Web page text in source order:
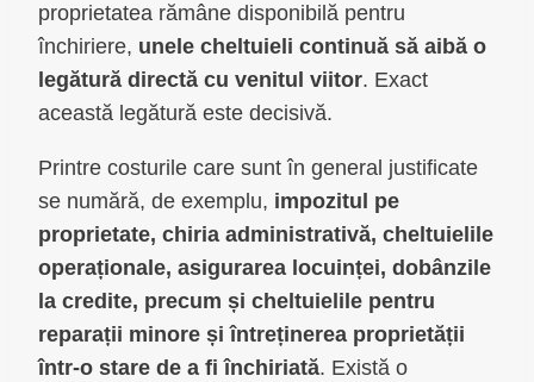
proprietatea rămâne disponibilă pentru
închiriere, unele cheltuieli continuă să aibă o
legătură directă cu venitul viitor. Exact
această legătură este decisivă.
Printre costurile care sunt în general justificate
se numără, de exemplu, impozitul pe
proprietate, chiria administrativă, cheltuielile
operaționale, asigurarea locuinței, dobânzile
la credite, precum și cheltuielile pentru
reparații minore și întreținerea proprietății
într-o stare de a fi închiriată. Există o